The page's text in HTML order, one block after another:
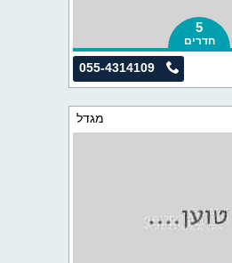
5
חדרים
055-4314109
מגדל